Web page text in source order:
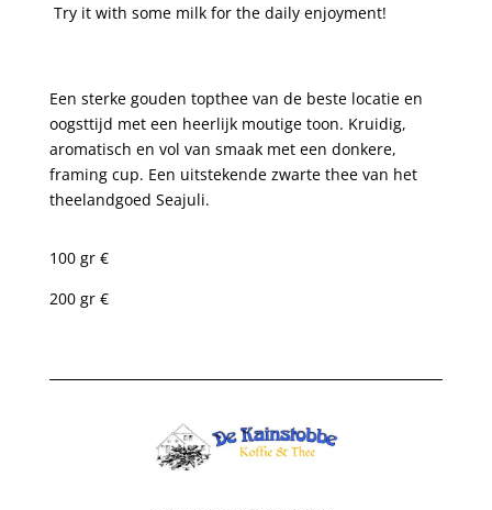
Try it with some milk for the daily enjoyment!
Een sterke gouden topthee van de beste locatie en
oogsttijd met een heerlijk moutige toon. Kruidig,
aromatisch en vol van smaak met een donkere,
framing cup. Een uitstekende zwarte thee van het
theelandgoed Seajuli.
100 gr €
200 gr €